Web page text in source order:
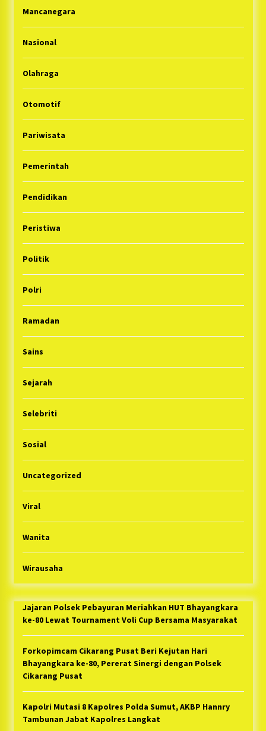
Mancanegara
Nasional
Olahraga
Otomotif
Pariwisata
Pemerintah
Pendidikan
Peristiwa
Politik
Polri
Ramadan
Sains
Sejarah
Selebriti
Sosial
Uncategorized
Viral
Wanita
Wirausaha
Jajaran Polsek Pebayuran Meriahkan HUT Bhayangkara
ke-80 Lewat Tournament Voli Cup Bersama Masyarakat
Forkopimcam Cikarang Pusat Beri Kejutan Hari
Bhayangkara ke-80, Pererat Sinergi dengan Polsek
Cikarang Pusat
Kapolri Mutasi 8 Kapolres Polda Sumut, AKBP Hannry
Tambunan Jabat Kapolres Langkat